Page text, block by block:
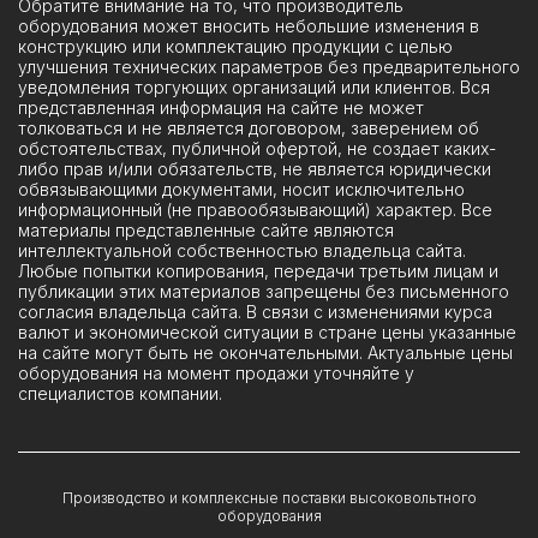
Обратите внимание на то, что производитель
оборудования может вносить небольшие изменения в
конструкцию или комплектацию продукции с целью
улучшения технических параметров без предварительного
уведомления торгующих организаций или клиентов. Вся
представленная информация на сайте не может
толковаться и не является договором, заверением об
обстоятельствах, публичной офертой, не создает каких-
либо прав и/или обязательств, не является юридически
обвязывающими документами, носит исключительно
информационный (не правообязывающий) характер. Все
материалы представленные сайте являются
интеллектуальной собственностью владельца сайта.
Любые попытки копирования, передачи третьим лицам и
публикации этих материалов запрещены без письменного
согласия владельца сайта. В связи с изменениями курса
валют и экономической ситуации в стране цены указанные
на сайте могут быть не окончательными. Актуальные цены
оборудования на момент продажи уточняйте у
специалистов компании.
Производство и комплексные поставки высоковольтного
оборудования